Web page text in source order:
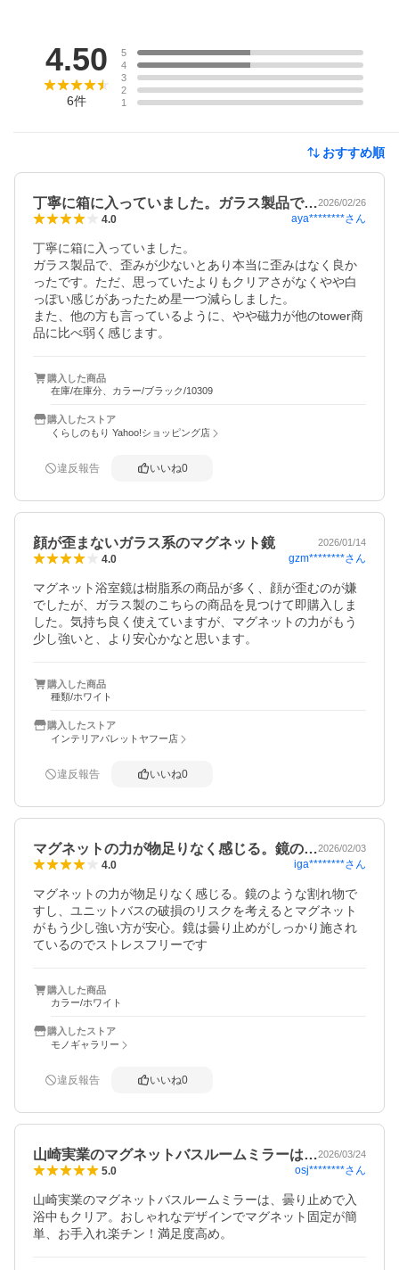
4.50
6件
5
4
3
2
1
おすすめ順
丁寧に箱に入っていました。ガラス製品で…2026/02/26
4.0 aya********さん
丁寧に箱に入っていました。
ガラス製品で、歪みが少ないとあり本当に歪みはなく良か
ったです。ただ、思っていたよりもクリアさがなくやや白
っぽい感じがあったため星一つ減らしました。
また、他の方も言っているように、やや磁力が他のtower商
品に比べ弱く感じます。
購入した商品
在庫/在庫分、カラー/ブラック/10309
購入したストア
くらしのもり Yahoo!ショッピング店
違反報告 いいね0
顔が歪まないガラス系のマグネット鏡 2026/01/14
4.0 gzm********さん
マグネット浴室鏡は樹脂系の商品が多く、顔が歪むのが嫌
でしたが、ガラス製のこちらの商品を見つけて即購入しま
した。気持ち良く使えていますが、マグネットの力がもう
少し強いと、より安心かなと思います。
購入した商品
種類/ホワイト
購入したストア
インテリアパレットヤフー店
違反報告 いいね0
マグネットの力が物足りなく感じる。鏡の…2026/02/03
4.0 iga********さん
マグネットの力が物足りなく感じる。鏡のような割れ物で
すし、ユニットバスの破損のリスクを考えるとマグネット
がもう少し強い方が安心。鏡は曇り止めがしっかり施され
ているのでストレスフリーです
購入した商品
カラー/ホワイト
購入したストア
モノギャラリー
違反報告 いいね0
山崎実業のマグネットバスルームミラーは…2026/03/24
5.0 osj********さん
山崎実業のマグネットバスルームミラーは、曇り止めで入
浴中もクリア。おしゃれなデザインでマグネット固定が簡
単、お手入れ楽チン！満足度高め。